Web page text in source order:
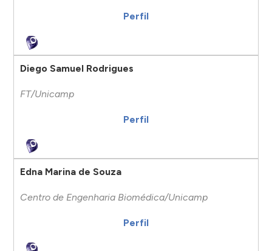
Perfil
Diego Samuel Rodrigues
FT/Unicamp
Perfil
Edna Marina de Souza
Centro de Engenharia Biomédica/Unicamp
Perfil